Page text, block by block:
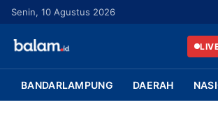
u
Senin, 10 Agustus 2026
BANDARLAMPUNG DAERAH